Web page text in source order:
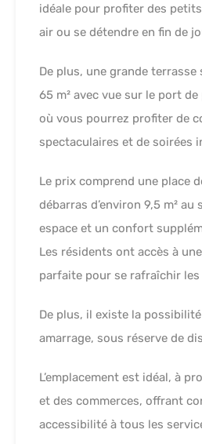
idéale pour profiter des
air ou se détendre en fin de
De plus, une grande terrasse
65 m² avec vue sur le port
où vous pourrez profiter de
spectaculaires et de soirées
Le prix comprend une place
débarras d’environ 9,5 m²
espace et un confort
Les résidents ont accès à
parfaite pour se rafraîchir les
De plus, il existe la
amarrage, sous réserve de
L’emplacement est idéal, à
et des commerces, offrant
accessibilité à tous les